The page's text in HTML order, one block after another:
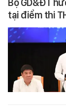
tại điểm thi